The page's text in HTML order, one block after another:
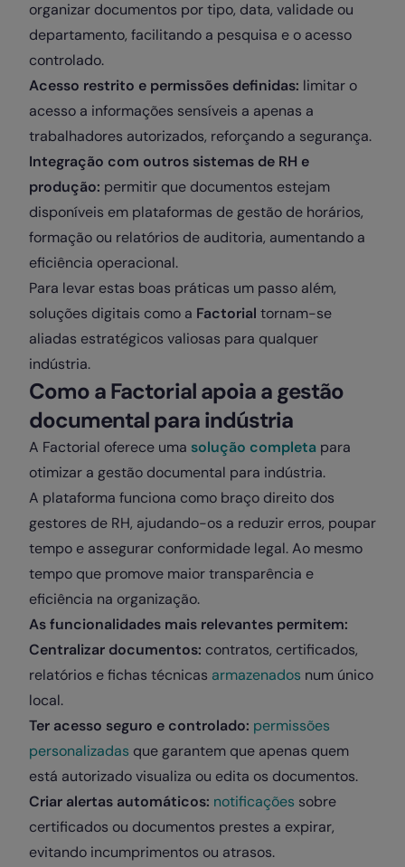
organizar documentos por tipo, data, validade ou
departamento, facilitando a pesquisa e o acesso
controlado.
Acesso restrito e permissões definidas: limitar o
acesso a informações sensíveis a apenas a
trabalhadores autorizados, reforçando a segurança.
Integração com outros sistemas de RH e
produção: permitir que documentos estejam
disponíveis em plataformas de gestão de horários,
formação ou relatórios de auditoria, aumentando a
eficiência operacional.
Para levar estas boas práticas um passo além,
soluções digitais como a Factorial tornam-se
aliadas estratégicos valiosas para qualquer
indústria.
Como a Factorial apoia a gestão
documental para indústria
A Factorial oferece uma solução completa para
otimizar a gestão documental para indústria.
A plataforma funciona como braço direito dos
gestores de RH, ajudando-os a reduzir erros, poupar
tempo e assegurar conformidade legal. Ao mesmo
tempo que promove maior transparência e
eficiência na organização.
As funcionalidades mais relevantes permitem:
Centralizar documentos: contratos, certificados,
relatórios e fichas técnicas armazenados num único
local.
Ter acesso seguro e controlado: permissões
personalizadas que garantem que apenas quem
está autorizado visualiza ou edita os documentos.
Criar alertas automáticos: notificações sobre
certificados ou documentos prestes a expirar,
evitando incumprimentos ou atrasos.